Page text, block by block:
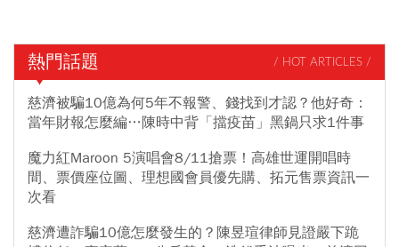
熱門話題 / HOT ARTICLES /
慈濟被騙10億為何5年不報警、錢找到才認？他好奇：
當年財報怎麼編…陳時中背「擋疫苗」黑鍋只求1件事
魔力紅Maroon 5演唱會8/11搶票！高雄世運開唱時
間、票價座位圖、理想國會員優先購、拓元售票資訊一
次看
慈濟遭詐騙10億怎麼發生的？陳昱瑄律師見證嚴下跪